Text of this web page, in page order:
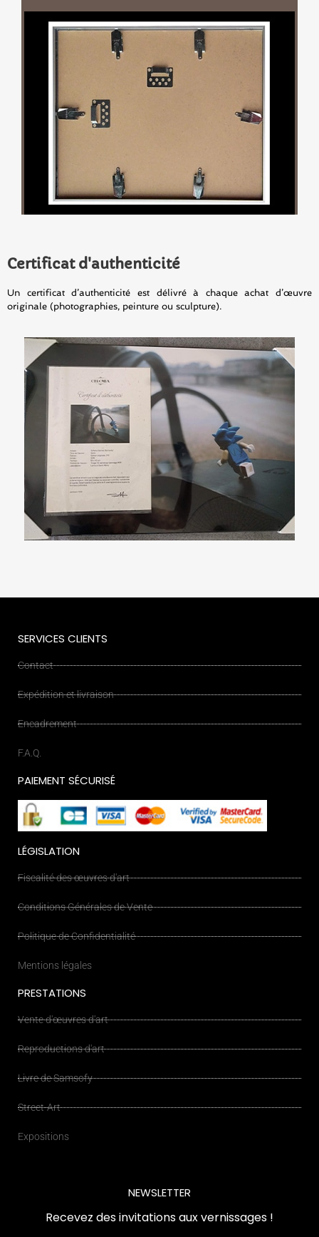
Certificat d'authenticité
Un certificat d’authenticité est délivré à chaque achat d’œuvre
originale (photographies, peinture ou sculpture).
SERVICES CLIENTS
Contact
Expédition et livraison
Encadrement
F.A.Q.
PAIEMENT SÉCURISÉ
LÉGISLATION
Fiscalité des œuvres d'art
Conditions Générales de Vente
Politique de Confidentialité
Mentions légales
PRESTATIONS
Vente d'œuvres d'art
Reproductions d'art
Livre de Samsofy
Street-Art
Expositions
NEWSLETTER
Recevez des invitations aux vernissages !